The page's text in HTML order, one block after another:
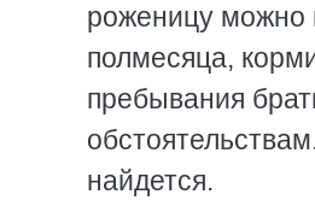
роженицу можно
полмесяца,
пребывания
найдется.